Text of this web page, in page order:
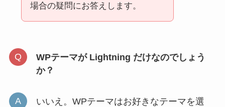
場合の疑問にお答えします。
WPテーマが Lightning だけなのでしょう
か？
いいえ。WPテーマはお好きなテーマを選